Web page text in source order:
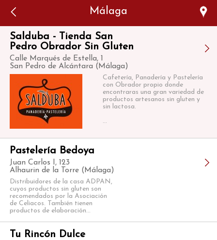
Málaga
Salduba - Tienda San
Pedro Obrador Sin Gluten
Calle Marqués de Estella, 1
San Pedro de Alcántara (Málaga)
Cafetería, Panadería y Pastelería
con Obrador propio donde
encontraras una gran variedad de
productos artesanos sin gluten y
sin lactosa.
...
Pastelería Bedoya
Juan Carlos I, 123
Alhaurin de la Torre (Málaga)
Distribuidores de la casa ADPAN,
cuyos productos sin gluten son
recomendados por la Asociación
de Celiacos. También tienen
productos de elaboración...
Tu Rincón Dulce
Error: The domain WWW.VIAJARSINGLUTEN.COM is not
authorized to show the cookie declaration for domain group
ID 546ddaab-b478-4440-aa8a-3b0205284212. Please add it to
the domain group in the Cookiebot Manager to authorize
the domain.